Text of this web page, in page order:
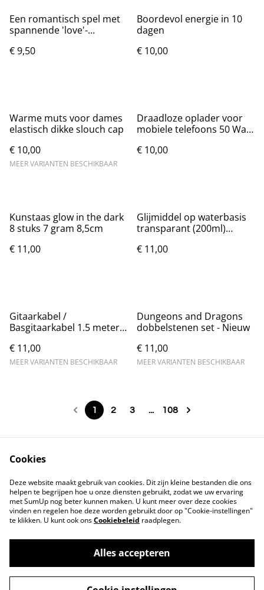
Een romantisch spel met
spannende 'love'-
geliefden!
€ 9,50
Boordevol energie in 10
dagen
€ 10,00
Warme muts voor dames
elastisch dikke slouch cap
€ 10,00
MEER VARIANTEN BESCHIKBAAR
Draadloze oplader voor
mobiele telefoons 50 Watt
€ 10,00
Kunstaas glow in the dark
8 stuks 7 gram 8,5cm
€ 11,00
Glijmiddel op waterbasis
transparant (200ml)
€ 11,00
Gitaarkabel /
Basgitaarkabel 1.5 meter
€ 11,00
MEER VARIANTEN BESCHIKBAAR
Dungeons and Dragons
dobbelstenen set - Nieuw
€ 11,00
MEER VARIANTEN BESCHIKBAAR
1 2 3 ... 108
Contact
Voorwaarden
Privacybeleid
Cookiebeleid
©2026Markthuis Friesland
Cookies
Deze website maakt gebruik van cookies. Dit zijn kleine bestanden die ons
helpen te begrijpen hoe u onze diensten gebruikt, zodat we uw ervaring
met SumUp nog beter kunnen maken. U kunt meer over deze cookies
vinden en regelen hoe deze worden gebruikt door op "Cookie-instellingen"
te klikken. U kunt ook onsCookiebeleid raadplegen.
Alles accepteren